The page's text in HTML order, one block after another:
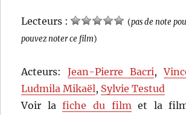
Lecteurs : (pas de note
pouvez noter ce film)
Acteurs:Jean-Pierre Bacri,
Ludmila Mikaël, Sylvie Testud
Voir lafiche du film et la